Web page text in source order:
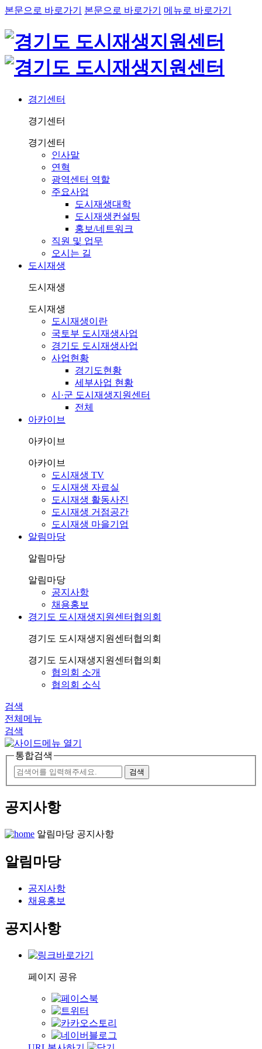
본문으로 바로가기 본문으로 바로가기 메뉴로 바로가기
경기센터
경기센터
경기센터
인사말
연혁
광역센터 역할
주요사업
도시재생대학
도시재생컨설팅
홍보/네트워크
직원 및 업무
오시는 길
도시재생
도시재생
도시재생
도시재생이란
국토부 도시재생사업
경기도 도시재생사업
사업현황
경기도현황
세부사업 현황
시·군 도시재생지원센터
전체
아카이브
아카이브
아카이브
도시재생 TV
도시재생 자료실
도시재생 활동사진
도시재생 거점공간
도시재생 마을기업
알림마당
알림마당
알림마당
공지사항
채용홍보
경기도 도시재생지원센터협의회
경기도 도시재생지원센터협의회
경기도 도시재생지원센터협의회
협의회 소개
협의회 소식
검색
전체메뉴
검색
통합검색
공지사항
알림마당 공지사항
알림마당
공지사항
채용홍보
공지사항
페이지 공유